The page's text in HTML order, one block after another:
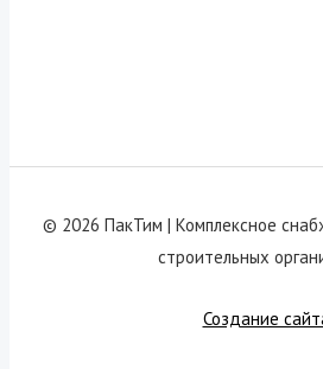
© 2026 ПакТим | Комплексное
строительных
Создание